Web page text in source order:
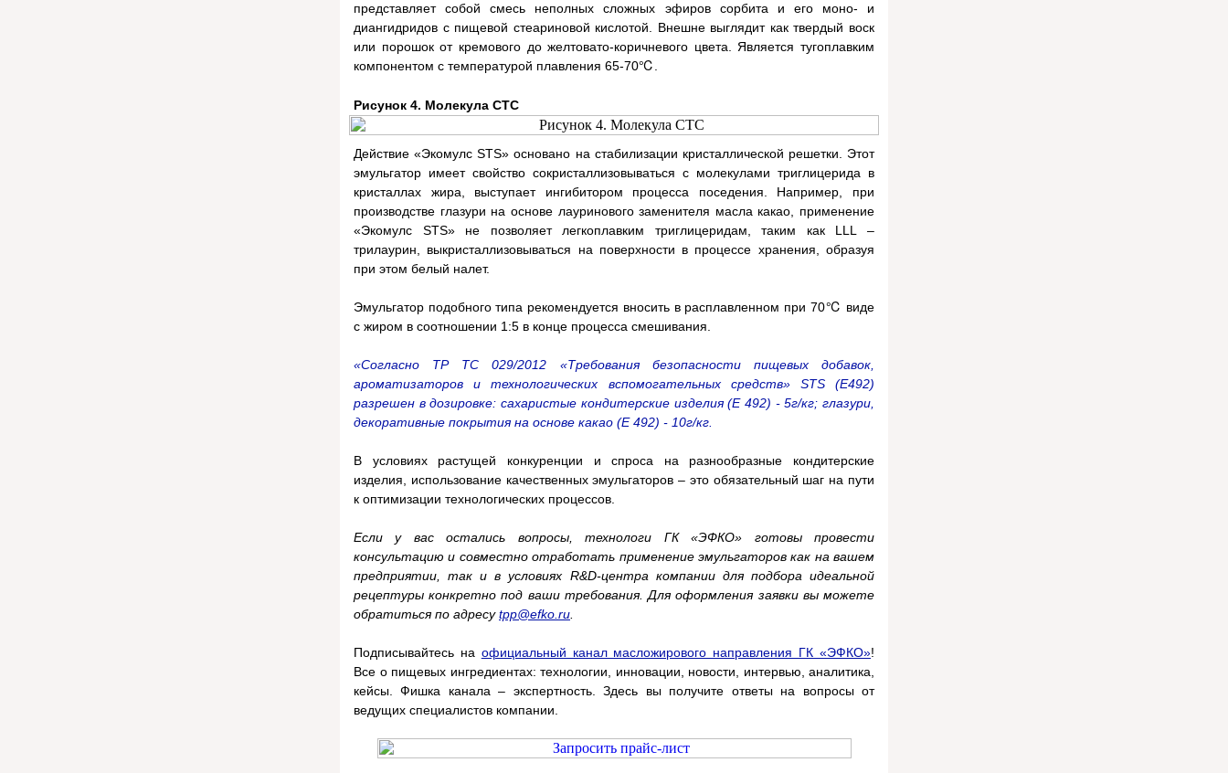
представляет собой смесь неполных сложных эфиров сорбита и его моно- и
диангидридов с пищевой стеариновой кислотой. Внешне выглядит как твердый воск
или порошок от кремового до желтовато-коричневого цвета. Является тугоплавким
компонентом с температурой плавления 65-70℃.
Рисунок 4. Молекула СТС
Действие «Экомулс STS» основано на стабилизации кристаллической решетки. Этот
эмульгатор имеет свойство сокристаллизовываться с молекулами триглицерида в
кристаллах жира, выступает ингибитором процесса поседения. Например, при
производстве глазури на основе лауринового заменителя масла какао, применение
«Экомулс STS» не позволяет легкоплавким триглицеридам, таким как LLL –
трилаурин, выкристаллизовываться на поверхности в процессе хранения, образуя
при этом белый налет.
Эмульгатор подобного типа рекомендуется вносить в расплавленном при 70℃ виде
с жиром в соотношении 1:5 в конце процесса смешивания.
«Согласно ТР ТС 029/2012 «Требования безопасности пищевых добавок,
ароматизаторов и технологических вспомогательных средств» STS (E492)
разрешен в дозировке: сахаристые кондитерские изделия (Е 492) - 5г/кг; глазури,
декоративные покрытия на основе какао (Е 492) - 10г/кг.
В условиях растущей конкуренции и спроса на разнообразные кондитерские
изделия, использование качественных эмульгаторов – это обязательный шаг на пути
к оптимизации технологических процессов.
Если у вас остались вопросы, технологи ГК «ЭФКО» готовы провести
консультацию и совместно отработать применение эмульгаторов как на вашем
предприятии, так и в условиях R&D-центра компании для подбора идеальной
рецептуры конкретно под ваши требования. Для оформления заявки вы можете
обратиться по адресуtpp@efko.ru
Подписывайтесь на официальный канал масложирового направления ГК «ЭФКО»!
Все о пищевых ингредиентах: технологии, инновации, новости, интервью, аналитика,
кейсы. Фишка канала – экспертность. Здесь вы получите ответы на вопросы от
ведущих специалистов компании.